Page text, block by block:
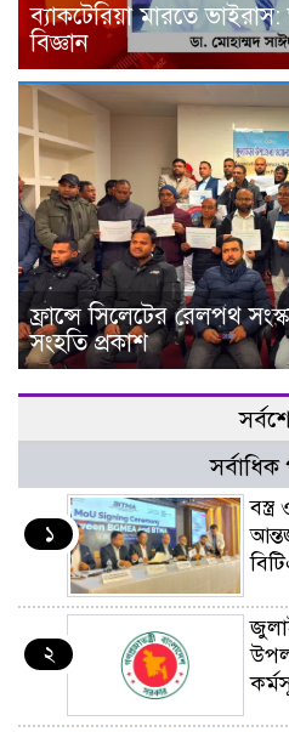
ব্যাকটেরিয়া মারতে
বিজ্ঞান
ফ্রান্সে সিলেটের রেলপথ
সংহতি প্রকাশ
১
২